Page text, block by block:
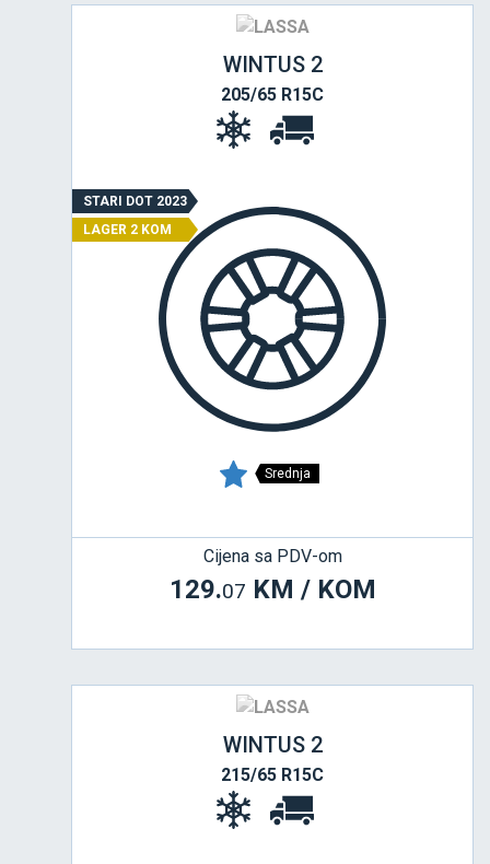
WINTUS 2
205/65 R15C
STARI DOT 2023
LAGER 2 KOM
Srednja
Cijena sa PDV-om
129.07 KM / KOM
WINTUS 2
215/65 R15C